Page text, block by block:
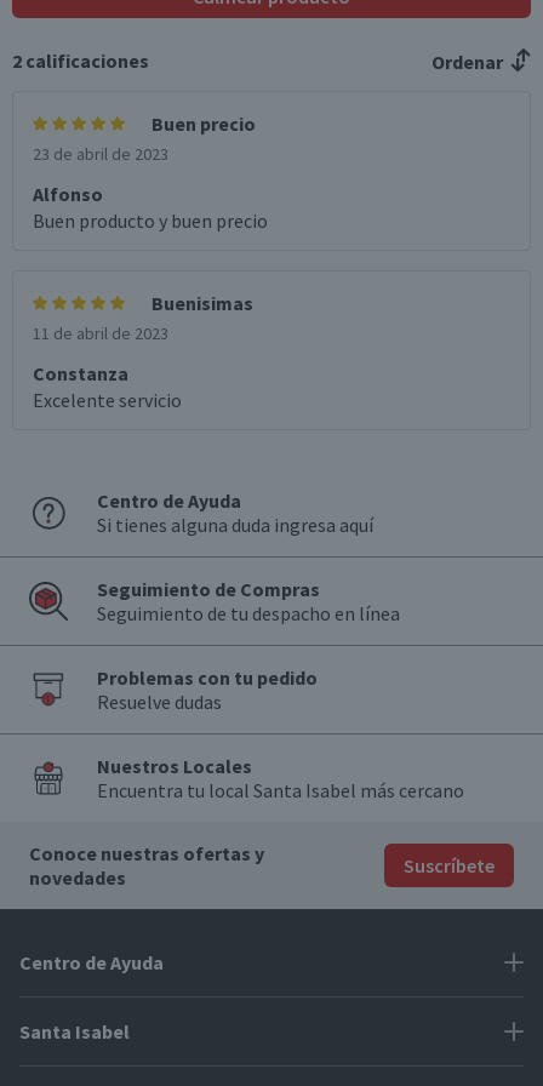
Ligero, malta suave, amargor moderado.
Variedad
Rubia
Graduación Alcohólica
Nota
Por Ley la venta de alcohol está prohibida para menores
de 18 años.
Válida hasta su fecha de caducidad
2 calificaciones Ordenar
Buen precio
23 de abril de 2023
Alfonso
Buen producto y buen precio
Buenisimas
11 de abril de 2023
Constanza
Excelente servicio
Centro de Ayuda
Si tienes alguna duda ingresa aquí
Seguimiento de Compras
Seguimiento de tu despacho en línea
Problemas con tu pedido
Resuelve dudas
Nuestros Locales
Encuentra tu local Santa Isabel más cercano
Conoce nuestras ofertas y
novedades
Suscríbete
Centro de Ayuda
Problemas con tu pedido
Santa Isabel